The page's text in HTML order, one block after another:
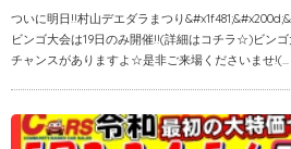
ついに明日!!村山デエダラまつり
ビンゴ大会は19日のみ開催!!(詳細はコチラ☆)ビン
チャンスがありますよ☆是非ご来場くださいませ!(...